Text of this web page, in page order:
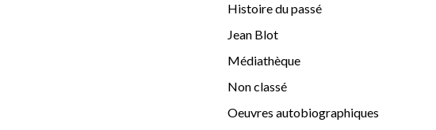
Histoire du passé
Jean Blot
Médiathèque
Non classé
Oeuvres autobiographiques